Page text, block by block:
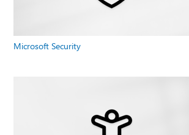
Microsoft Security